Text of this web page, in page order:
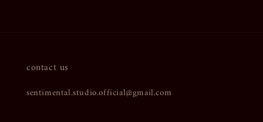
contact us
sentimental.studio.official@gmail.com